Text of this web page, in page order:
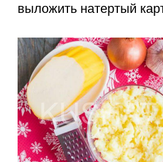
выложить натертый